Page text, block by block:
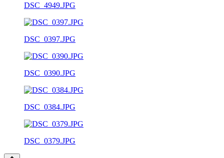
DSC_4949.JPG
DSC_0397.JPG
DSC_0390.JPG
DSC_0384.JPG
DSC_0379.JPG